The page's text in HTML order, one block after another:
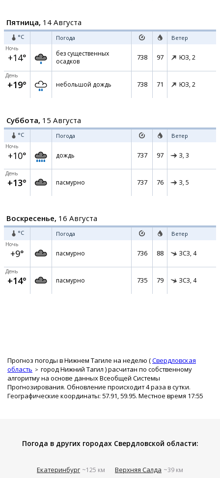
Пятница, 14 Августа
°C Погода Ветер
Ночь
+14°
без существенных
осадков
738 97 ЮЗ, 2
День
+19° небольшой дождь 738 71 ЮЗ, 2
Суббота, 15 Августа
°C Погода Ветер
Ночь
+10° дождь 737 97 З, 3
День
+13° пасмурно 737 76 З, 5
Воскресенье, 16 Августа
°C Погода Ветер
Ночь
+9° пасмурно 736 88 ЗСЗ, 4
День
+14° пасмурно 735 79 ЗСЗ, 4
Прогноз погоды в Нижнем Тагиле на неделю (Свердловская
область
город Нижний Тагил ) расчитан по собственному
алгоритму на основе данных Всеобщей Системы
Прогнозирования. Обновление происходит 4 раза в сутки.
Географические координаты: 57.91, 59.95. Местное время 17:55
Погода в других городах Свердловской области:
Екатеринбург ~125 км Верхняя Салда ~39 км